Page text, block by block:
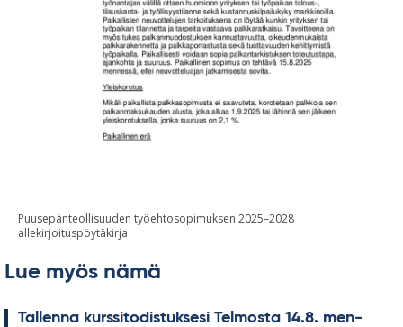
Puusepänteollisuuden työehtosopimuksen 2025–2028
allekirjoituspöytäkirja
Lue myös nämä
Tal­lenna kurs­si­to­dis­tuk­sesi Tel­mosta 14.8. men­